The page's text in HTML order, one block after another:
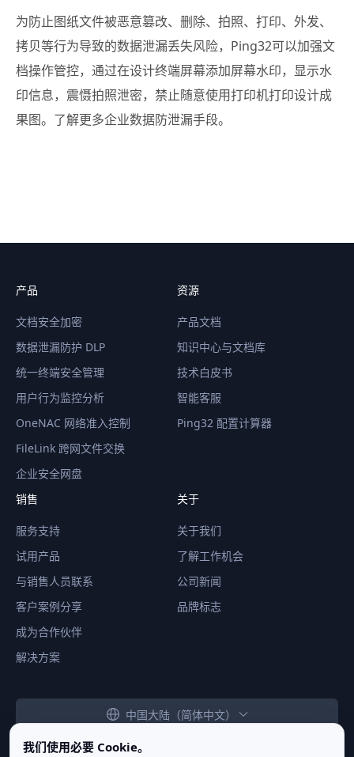
我们使用必要 Cookie。
为防止图纸文件被恶意篡改、删除、拍照、打印、外发、
拷贝等行为导致的数据泄漏丢失风险，Ping32可以加强文
档操作管控，通过在设计终端屏幕添加屏幕水印，显示水
印信息，震慑拍照泄密，禁止随意使用打印机打印设计成
果图。了解更多企业数据防泄漏手段。
产品
文档安全加密
数据泄漏防护 DLP
统一终端安全管理
用户行为监控分析
OneNAC 网络准入控制
FileLink 跨网文件交换
企业安全网盘
资源
产品文档
知识中心与文档库
技术白皮书
智能客服
Ping32 配置计算器
销售
服务支持
试用产品
与销售人员联系
客户案例分享
成为合作伙伴
解决方案
关于
关于我们
了解工作机会
公司新闻
品牌标志
中国大陆（简体中文）